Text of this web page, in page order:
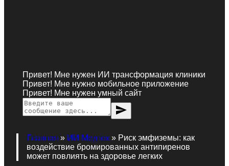
Привет! Мне нужен ИИ трансформация клиники
Привет! Мне нужно мобильное приложение
Привет! Мне нужен умный сайт
send
Главная » ИИ Медтех » Риск эмфиземы: как
воздействие бромированных антипиренов
может повлиять на здоровье легких